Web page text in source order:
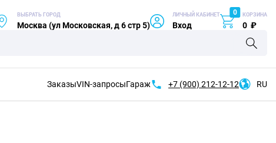
ВЫБРАТЬ ГОРОД
Москва (ул Московская, д 6 стр 5)
ЛИЧНЫЙ КАБИНЕТ
Вход
0 КОРЗИНА
0 ₽
ЗаказыVIN-запросыГараж +7 (900) 212-12-12 RU